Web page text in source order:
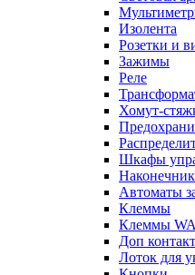
Изолента
Розетки и
Зажимы
Реле
Хомут-
Шкафы
Автоматы
Клеммы
Клеммы
Доп
Лоток для